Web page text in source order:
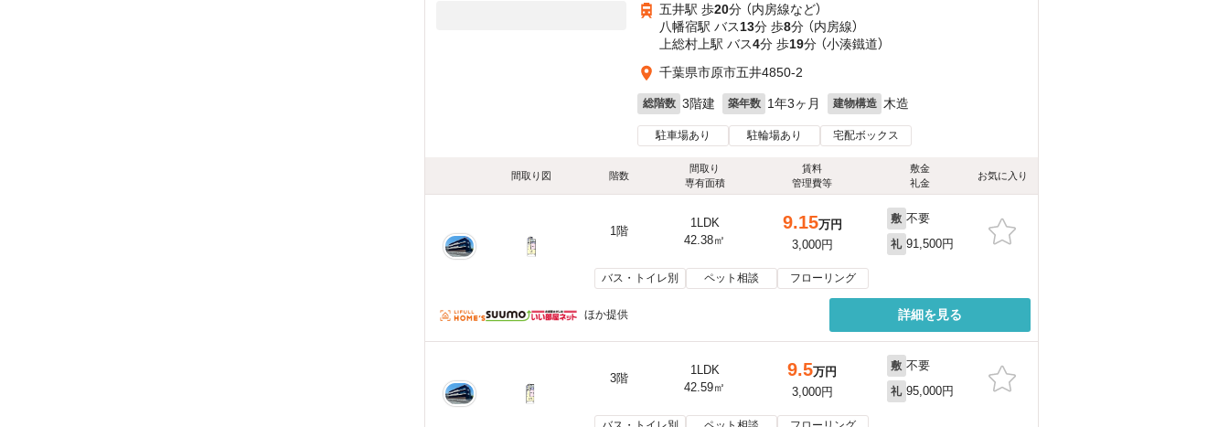
五井駅 歩20分 （内房線など）
八幡宿駅 バス13分 歩8分 （内房線）
上総村上駅 バス4分 歩19分 （小湊鐵道）
千葉県市原市五井4850-2
総階数 3階建 築年数 1年3ヶ月 建物構造 木造
駐車場あり 駐輪場あり 宅配ボックス
間取り図 階数
間取り
専有面積
賃料
管理費等
敷金
礼金
お気に入り
1階
1LDK
42.38㎡
9.15万円
3,000円
敷 不要
礼 91,500円
バス・トイレ別 ペット相談 フローリング
ほか提供 詳細を見る
3階
1LDK
42.59㎡
9.5万円
3,000円
敷 不要
礼 95,000円